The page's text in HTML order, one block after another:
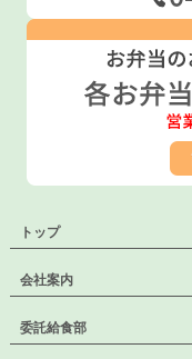
トップ
会社案内
委託給食部